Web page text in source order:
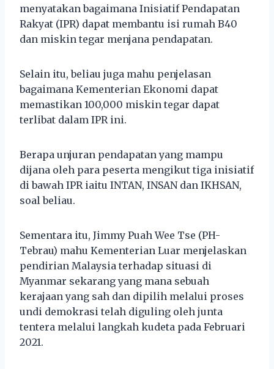
menyatakan bagaimana Inisiatif Pendapatan
Rakyat (IPR) dapat membantu isi rumah B40
dan miskin tegar menjana pendapatan.
Selain itu, beliau juga mahu penjelasan
bagaimana Kementerian Ekonomi dapat
memastikan 100,000 miskin tegar dapat
terlibat dalam IPR ini.
Berapa unjuran pendapatan yang mampu
dijana oleh para peserta mengikut tiga inisiatif
di bawah IPR iaitu INTAN, INSAN dan IKHSAN,
soal beliau.
Sementara itu, Jimmy Puah Wee Tse (PH-
Tebrau) mahu Kementerian Luar menjelaskan
pendirian Malaysia terhadap situasi di
Myanmar sekarang yang mana sebuah
kerajaan yang sah dan dipilih melalui proses
undi demokrasi telah diguling oleh junta
tentera melalui langkah kudeta pada Februari
2021.